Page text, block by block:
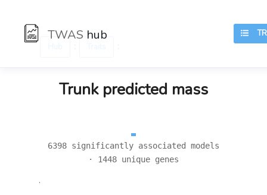
TWAS hub
Trunk predicted mass
6398 significantly associated models
· 1448 unique genes
.